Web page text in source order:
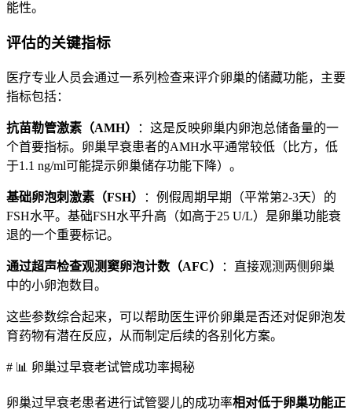
能性。
评估的关键指标
医疗专业人员会通过一系列检查来评介卵巢的储藏功能，主要
指标包括：
抗苗勒管激素（AMH）
：这是反映卵巢内卵泡总储备量的一
个首要指标。卵巢早衰患者的AMH水平通常较低（比方，低
于1.1 ng/ml可能提示卵巢储存功能下降）。
基础卵泡刺激素（FSH）
：例假周期早期（平常第2-3天）的
FSH水平。基础FSH水平升高（如高于25 U/L）是卵巢功能衰
退的一个重要标记。
通过超声检查观测窦卵泡计数（AFC）
：直接观测两侧卵巢
中的小卵泡数目。
这些参数综合起来，可以帮助医生评价卵巢是否还对促卵泡发
育药物有潜在反应，从而制定后续的各别化方案。
# 📊 卵巢过早衰老试管成功率揭秘
卵巢过早衰老患者进行试管婴儿的成功率相对低于卵巢功能正